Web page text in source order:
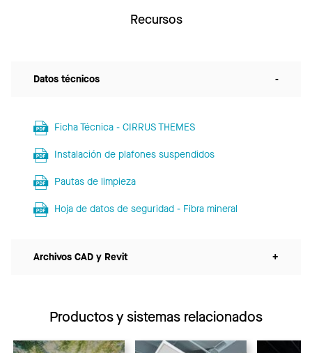
Recursos
Datos técnicos -
Ficha Técnica - CIRRUS THEMES
Instalación de plafones suspendidos
Pautas de limpieza
Hoja de datos de seguridad - Fibra mineral
Archivos CAD y Revit +
Productos y sistemas relacionados